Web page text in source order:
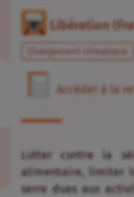
Libération
Changement climatique
Accéder à la
Lutter contre la
alimentaire, limiter
serre dues aux